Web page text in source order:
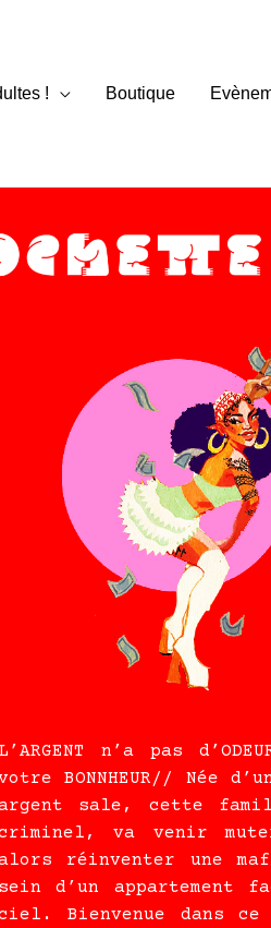
! Boutique
L’ARGENT n’a pas
BONNHEUR// Née
sale, cette
va venir
réinventer une
sein d’un appartement
Bienvenue dans